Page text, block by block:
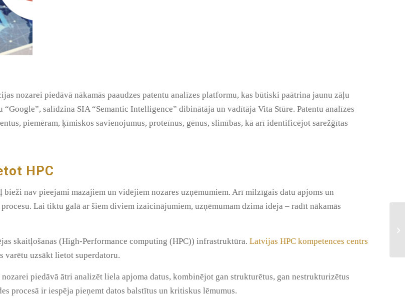
nozarei piedāvā nākamās paaudzes patentu analīzes platformu, kas būtiski paātrina jaunu zāļu
salīdzina SIA “Semantic Intelligence” dibinātāja un vadītāja Vita Stūre. Patentu analīzes
piemēram, ķīmiskos savienojumus, proteīnus, gēnus, slimības, kā arī identificējot sarežģītas
HPC
nav pieejami mazajiem un vidējiem nozares uzņēmumiem. Arī milzīgais datu apjoms un
Lai tiktu galā ar šiem diviem izaicinājumiem, uzņēmumam dzima ideja – radīt nākamās
skaitļošanas (High-Performance computing (HPC)) infrastruktūra. Latvijas HPC kompetences centrs
varētu uzsākt lietot superdatoru.
piedāvā ātri analizēt liela apjoma datus, kombinējot gan strukturētus, gan nestrukturizētus
procesā ir iespēja pieņemt datos balstītus un kritiskus lēmumus.